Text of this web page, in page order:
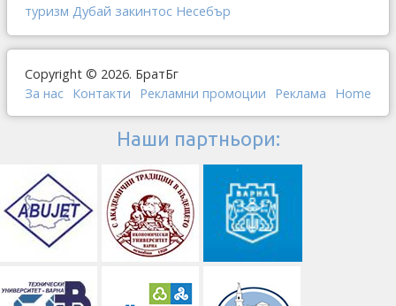
туризм Дубай закинтос Несебър
Copyright © 2026. БратБг
За нас Контакти Рекламни промоции Реклама Home
Наши партньори: